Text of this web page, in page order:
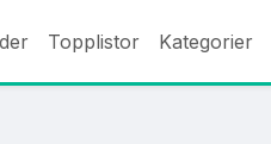
Topplistor Kategorier